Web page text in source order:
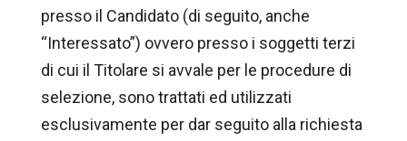
presso il Candidato (di seguito, anche
“Interessato”) ovvero presso i soggetti terzi
di cui il Titolare si avvale per le procedure di
selezione, sono trattati ed utilizzati
esclusivamente per dar seguito alla richiesta